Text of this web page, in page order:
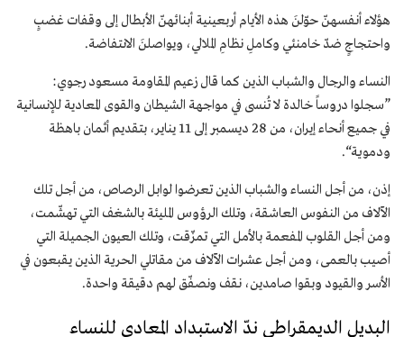
هؤلاء أنفسهنّ حوّلنَ هذه الأيام أربعینیة أبنائهنّ الأبطال إلى وقفات غضبٍ
واحتجاجٍ ضدّ خامنئي وكاملِ نظامِ الملالي، ويواصلنَ الانتفاضة.
النساء والرجال والشباب الذين کما قال زعيم المقاومة مسعود رجوي:
”سجلوا دروساً خالدة لا تُنسى في مواجهة الشيطان والقوى المعادية للإنسانية
في جميع أنحاء إيران، من 28 ديسمبر إلى 11 يناير، بتقديم أثمان باهظة
ودموية“.
إذن، من أجل النساء والشباب الذين تعرضوا لوابل الرصاص، من أجل تلك
الآلاف من النفوس العاشقة، وتلك الرؤوس المليئة بالشغف التي تهشّمت،
ومن أجل القلوب المفعمة بالأمل التي تمزّقت، وتلك العيون الجميلة التي
أصیب بالعمی، ومن أجل عشرات الآلاف من مقاتلي الحرية الذين يقبعون في
الأسر والقيود وبقوا صامدین، نقف ونصفّق لهم دقيقة واحدة.
البديل الديمقراطي ندّ الاستبداد المعادي للنساء